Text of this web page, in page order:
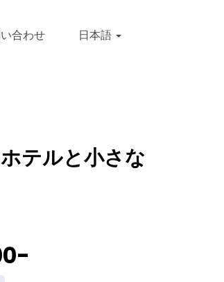
合わせ 日本語
テルと小さな